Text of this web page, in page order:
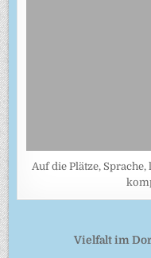
Auf die Plätze,
Vielfalt im